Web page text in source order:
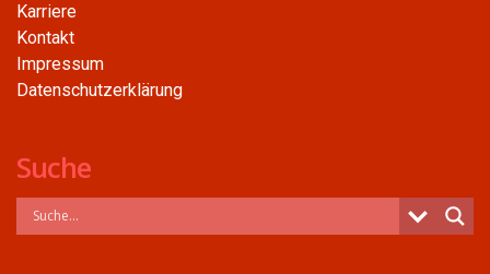
Karriere
Kontakt
Impressum
Datenschutzerklärung
Suche